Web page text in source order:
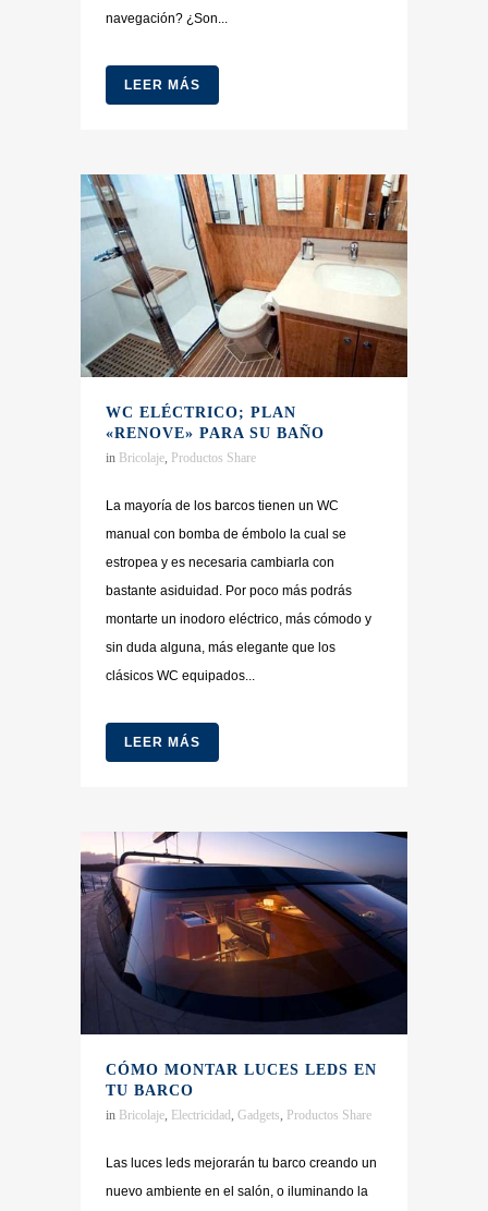
navegación? ¿Son...
LEER MÁS
WC ELÉCTRICO; PLAN
«RENOVE» PARA SU BAÑO
in Bricolaje, Productos Share
La mayoría de los barcos tienen un WC
manual con bomba de émbolo la cual se
estropea y es necesaria cambiarla con
bastante asiduidad. Por poco más podrás
montarte un inodoro eléctrico, más cómodo y
sin duda alguna, más elegante que los
clásicos WC equipados...
LEER MÁS
CÓMO MONTAR LUCES LEDS EN
TU BARCO
in Bricolaje, Electricidad, Gadgets, Productos Share
Las luces leds mejorarán tu barco creando un
nuevo ambiente en el salón, o iluminando la